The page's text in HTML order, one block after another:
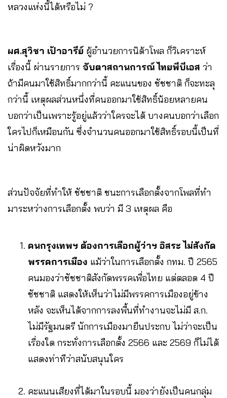
หลวงแห่งนี้ได้หรือไม่ ?
ผศ.สุวิชา เป้าอารีย์ ผู้อำนวยการนิด้าโพล ก็วิเคราะห์
เรื่องนี้ ผ่านรายการ จับตาสถานการณ์ ไทยพีบีเอส ว่า
ถ้ามีคนมาใช้สิทธิ์มากกว่านี้ คะแนนของ ชัชชาติ ก็จะทะลุ
กว่านี้ เหตุผลส่วนหนึ่งที่คนออกมาใช้สิทธิ์น้อยหลายคน
บอกว่าเป็นเพราะรู้อยู่แล้วว่าใครจะได้ บางคนบอกว่าเลือก
ใครไปก็เหมือนกัน ซึ่งจำนวนคนออกมาใช้สิทธิ์รอบนี้เป็นที่
น่าผิดหวังมาก
ส่วนปัจจัยที่ทำให้ ชัชชาติ ชนะการเลือกตั้งจากโพลที่ทำ
มาระหว่างการเลือกตั้ง พบว่า มี 3 เหตุผล คือ
คนกรุงเทพฯ ต้องการเลือกผู้ว่าฯ อิสระ ไม่สังกัด
พรรคการเมือง แม้ว่าในการเลือกตั้ง กทม. ปี 2565
คนมองว่าชัชชาติสังกัดพรรคเพื่อไทย แต่ตลอด 4 ปี
ชัชชาติ แสดงให้เห็นว่าไม่มีพรรคการเมืองอยู่ข้าง
หลัง จะเห็นได้จากการลงพื้นที่ทำงานจะไม่มี ส.ก.
ไม่มีรัฐมนตรี นักการเมืองมายืนประกบ ไม่ว่าจะเป็น
เรื่องใด กระทั่งการเลือกตั้ง 2566 และ 2569 ก็ไม่ได้
แสดงท่าทีว่าสนับสนุนใคร
คะแนนเสียงที่ได้มาในรอบนี้ มองว่ายังเป็นคนกลุ่ม